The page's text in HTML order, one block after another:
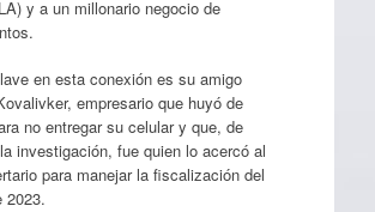
y a un millonario negocio de
en esta conexión es su amigo
empresario que huyó de
no entregar su celular y que, de
investigación, fue quien lo acercó al
para manejar la fiscalización del
2023.